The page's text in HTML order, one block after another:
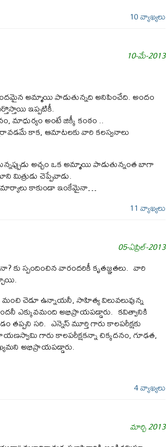
10 వ్యాఖ్యలు
10-మే-2013
అమ్మాయి పాడుతున్నది అనిపించేది. అందం
ఇప్పటికీ.
మాధుర్యం అంటే జిక్కీ కంఠం ..
కాక, ఆమాటలకు వారి కలస్వనాలు
అచ్చం ఒక అమ్మాయి పాడుతున్నంత బాగా
మిత్రుడు చెప్పేవాడు.
కాకుండా ఇంకేమైనా…
11 వ్యాఖ్యలు
05-ఏప్రిల్-2013
స్పందించిన వారందరికీ కృతజ్ఞతలు. వారి
చెడూ ఉన్నాయనీ, సాహిత్య విలువలువున్న
ఎక్కువమంది అభిప్రాయపడ్డారు. కవిత్వానికి
సరి. ఎన్నెస్ మూర్తి గారు కాలపరీక్షకు
గారు కాలపరీక్షకన్నా చిక్కదనం, గూఢత,
అభిప్రాయపడ్డారు.
4 వ్యాఖ్యలు
మార్చి 2013